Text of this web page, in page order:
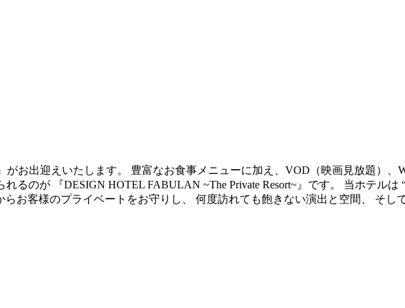
お出迎えいたします。 豊富なお食事メニューに加え、VOD（映画見放題）、
るのが 『DESIGN HOTEL FABULAN ~The Private Resort~』です。 当ホテル
お客様のプライベートをお守りし、 何度訪れても飽きない演出と空間、 そし